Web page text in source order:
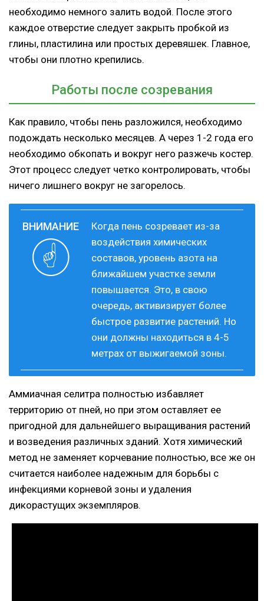
необходимо немного залить водой. После этого
каждое отверстие следует закрыть пробкой из
глины, пластилина или простых деревяшек. Главное,
чтобы они плотно крепились.
Работы после созревания
Как правило, чтобы пень разложился, необходимо
подождать несколько месяцев. А через 1-2 года его
необходимо обкопать и вокруг него разжечь костер.
Этот процесс следует четко контролировать, чтобы
ничего лишнего вокруг не загорелось.
Когда пень созревает из-за
воздействия химических
составов, уровень азота на
ближайшем участке земли
повышается. Это, в свою
очередь, активизирует более
быстрое развитие растений. Но
они должны находиться в 4-5
метрах от выжигаемой зоны.
Аммиачная селитра полностью избавляет
территорию от пней, но при этом оставляет ее
пригодной для дальнейшего выращивания растений
и возведения различных зданий. Хотя химический
метод не заменяет корчевание полностью, все же он
считается наиболее надежным для борьбы с
инфекциями корневой зоны и удаления
дикорастущих экземпляров.